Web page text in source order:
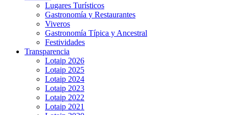
Lugares Turísticos
Gastronomía y Restaurantes
Viveros
Gastronomía Típica y Ancestral
Festividades
Transparencia
Lotaip 2026
Lotaip 2025
Lotaip 2024
Lotaip 2023
Lotaip 2022
Lotaip 2021